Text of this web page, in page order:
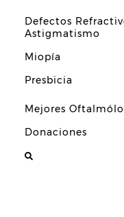
Defectos
Astigmatismo
Miopía
Presbicia
Mejores
Donaciones